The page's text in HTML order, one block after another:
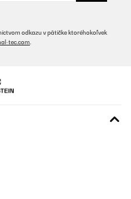
odkazu v pätičke ktoréhokoľvek
tec.com